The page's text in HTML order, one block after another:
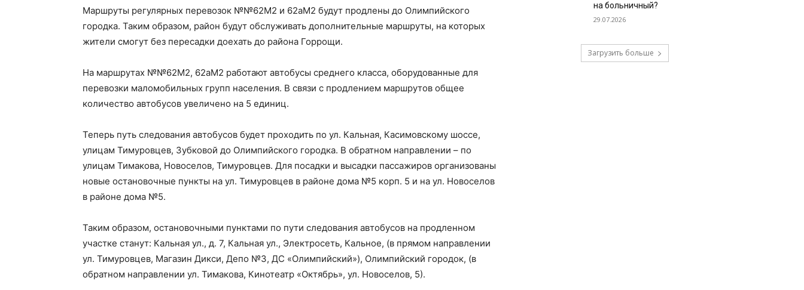
Маршруты регулярных перевозок №№62М2 и 62аМ2 будут продлены до Олимпийского
городка. Таким образом, район будут обслуживать дополнительные маршруты, на которых
жители смогут без пересадки доехать до района Горрощи.
На маршрутах №№62М2, 62аМ2 работают автобусы среднего класса, оборудованные для
перевозки маломобильных групп населения. В связи с продлением маршрутов общее
количество автобусов увеличено на 5 единиц.
Теперь путь следования автобусов будет проходить по ул. Кальная, Касимовскому шоссе,
улицам Тимуровцев, Зубковой до Олимпийского городка. В обратном направлении – по
улицам Тимакова, Новоселов, Тимуровцев. Для посадки и высадки пассажиров организованы
новые остановочные пункты на ул. Тимуровцев в районе дома №5 корп. 5 и на ул. Новоселов
в районе дома №5.
Таким образом, остановочными пунктами по пути следования автобусов на продленном
участке станут: Кальная ул., д. 7, Кальная ул., Электросеть, Кальное, (в прямом направлении
ул. Тимуровцев, Магазин Дикси, Депо №3, ДС «Олимпийский»), Олимпийский городок, (в
обратном направлении ул. Тимакова, Кинотеатр «Октябрь», ул. Новоселов, 5).
на больничный?
29.07.2026
Загрузить больше